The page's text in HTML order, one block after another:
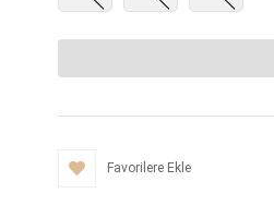
Favorilere Ekle